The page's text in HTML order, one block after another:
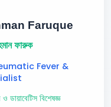
Faruque
ফারুক
Fever &
ডায়াবেটিস বিশেষজ্ঞ